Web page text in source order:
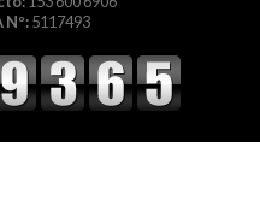
Nº:5117493